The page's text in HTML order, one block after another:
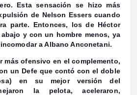
Esta sensación se hizo más
de Nelson Essers cuando
parte. Entonces, los de Héctor
y con un hombre menos, ya
a Albano Anconetani.
más ofensivo en el complemento,
un Defe que contó con el doble
en su mejor versión del
la pelota, aceleraron,